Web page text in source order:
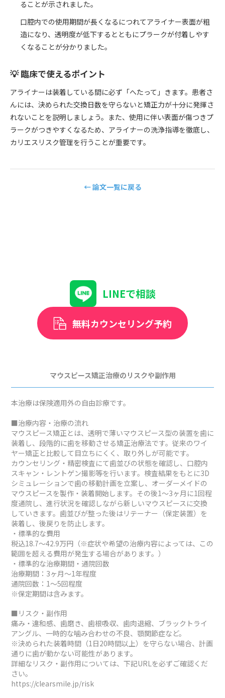
ることが示されました。
口腔内での使用期間が長くなるにつれてアライナー表面が粗
造になり、透明度が低下するとともにプラークが付着しやす
くなることが分かりました。
💡 臨床で使えるポイント
アライナーは装着している間に必ず「へたって」きます。患者さ
んには、決められた交換日数を守らないと矯正力が十分に発揮さ
れないことを説明しましょう。また、使用に伴い表面が傷つきプ
ラークがつきやすくなるため、アライナーの洗浄指導を徹底し、
カリエスリスク管理を行うことが重要です。
← 論文一覧に戻る
LINEで相談
無料カウンセリング予約
マウスピース矯正治療のリスクや副作用
本治療は保険適用外の自由診療です。
■治療内容・治療の流れ
マウスピース矯正とは、透明で薄いマウスピース型の装置を歯に
装着し、段階的に歯を移動させる矯正治療法です。従来のワイ
ヤー矯正と比較して目立ちにくく、取り外しが可能です。
カウンセリング・精密検査にて歯並びの状態を確認し、口腔内
スキャン・レントゲン撮影等を行います。検査結果をもとに3D
シミュレーションで歯の移動計画を立案し、オーダーメイドの
マウスピースを製作・装着開始します。その後1～3ヶ月に1回程
度通院し、進行状況を確認しながら新しいマウスピースに交換
していきます。歯並びが整った後はリテーナー（保定装置）を
装着し、後戻りを防止します。
・標準的な費用
税込18.7～42.9万円（※症状や希望の治療内容によっては、この
範囲を超える費用が発生する場合があります。）
・標準的な治療期間・通院回数
治療期間：3ヶ月～1年程度
通院回数：1～5回程度
※保定期間は含みます。
■リスク・副作用
痛み・違和感、歯磨き、歯根吸収、歯肉退縮、ブラックトライ
アングル、一時的な噛み合わせの不良、顎関節症など。
※決められた装着時間（1日20時間以上）を守らない場合、計画
通りに歯が動かない可能性があります。
詳細なリスク・副作用については、下記URLを必ずご確認くだ
さい。
https://clearsmile.jp/risk